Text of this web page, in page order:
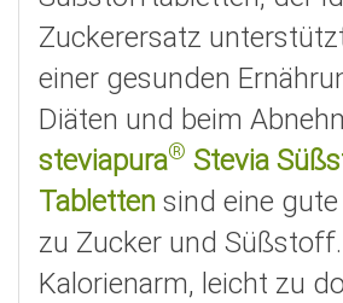
Zuckerersatz
einer gesunden
Diäten und beim
steviapura® Stevia
Tabletten sind eine
zu Zucker und Süßstoff.
Kalorienarm, leicht zu